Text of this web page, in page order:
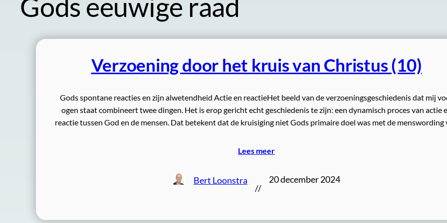
Verzoening door het kruis van Christus (10)
Gods spontane reacties en zijn alwetendheid Actie en reactieHet beeld van de verzoeningsgeschiedenis dat mij
ogen staat combineert twee dingen. Het is erop gericht echt geschiedenis te zijn: een dynamisch proces van actie
reactie tussen God en de mensen. Dat betekent dat de kruisiging niet Gods primaire doel was met de menswording
Lees meer
Bert Loonstra
//
20 december 2024